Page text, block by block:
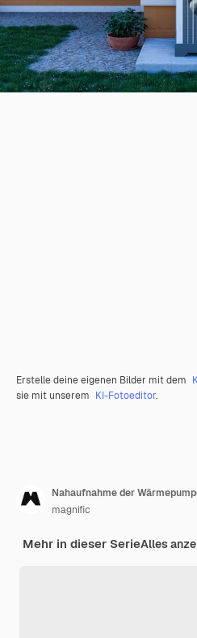
Erstelle deine eigenen Bilder mit dem
sie mit unserem KI-Fotoeditor.
Nahaufnahme der
magnific
Mehr in dieser SerieAlles